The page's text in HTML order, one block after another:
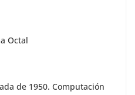
Octal
de 1950. Computación